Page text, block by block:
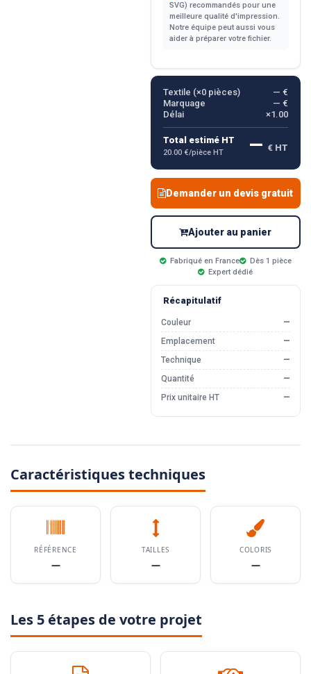
SVG) recommandés pour une
meilleure qualité d'impression.
Notre équipe peut aussi vous
aider à préparer votre fichier.
Textile (×0pièces)
— €
Marquage
— €
Délai
×1.00
Total estimé HT
20.00 €/pièce HT — € HT
Demander un devis gratuit
Ajouter au panier
Fabriqué en France
Dès 1 pièce
Expert dédié
Récapitulatif
Couleur
—
Emplacement
—
Technique
—
Quantité
—
Prix unitaire HT
—
Caractéristiques techniques
RÉFÉRENCE
—
TAILLES
—
COLORIS
—
Les 5 étapes de votre projet